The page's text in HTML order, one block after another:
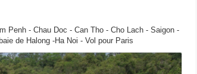
Penh - Chau Doc - Can Tho - Cho Lach - Saigon -
de Halong -Ha Noi - Vol pour Paris